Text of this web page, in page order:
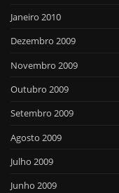
Janeiro 2010
Dezembro 2009
Novembro 2009
Outubro 2009
Setembro 2009
Agosto 2009
Julho 2009
Junho 2009